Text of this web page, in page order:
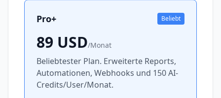
Pro+ Beliebt
89 USD/Monat
Beliebtester Plan. Erweiterte Reports,
Automationen, Webhooks und 150 AI-
Credits/User/Monat.